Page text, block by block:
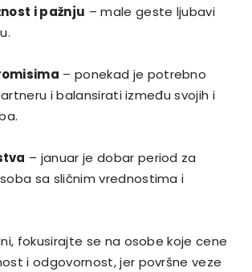
i pažnju – male geste ljubavi
– ponekad je potrebno
i balansirati između svojih i
– januar je dobar period za
sa sličnim vrednostima i
fokusirajte se na osobe koje cene
i odgovornost, jer površne veze